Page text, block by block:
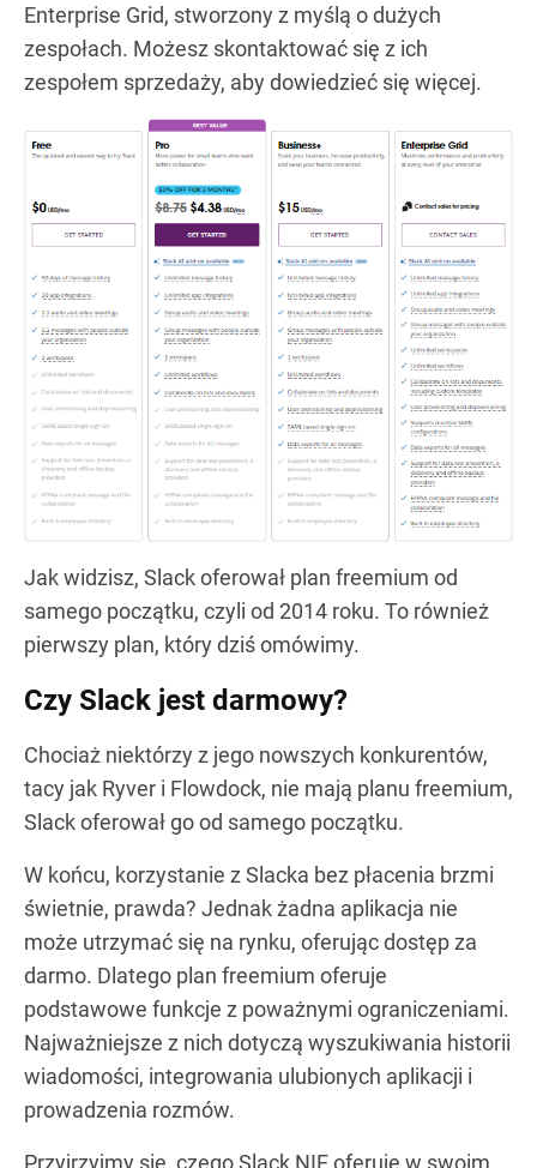
Enterprise Grid, stworzony z myślą o dużych
zespołach. Możesz skontaktować się z ich
zespołem sprzedaży, aby dowiedzieć się więcej.
Jak widzisz, Slack oferował plan freemium od
samego początku, czyli od 2014 roku. To również
pierwszy plan, który dziś omówimy.
Czy Slack jest darmowy?
Chociaż niektórzy z jego nowszych konkurentów,
tacy jak Ryver i Flowdock, nie mają planu freemium,
Slack oferował go od samego początku.
W końcu, korzystanie z Slacka bez płacenia brzmi
świetnie, prawda? Jednak żadna aplikacja nie
może utrzymać się na rynku, oferując dostęp za
darmo. Dlatego plan freemium oferuje
podstawowe funkcje z poważnymi ograniczeniami.
Najważniejsze z nich dotyczą wyszukiwania historii
wiadomości, integrowania ulubionych aplikacji i
prowadzenia rozmów.
Przyjrzyjmy się, czego Slack NIE oferuje w swoim